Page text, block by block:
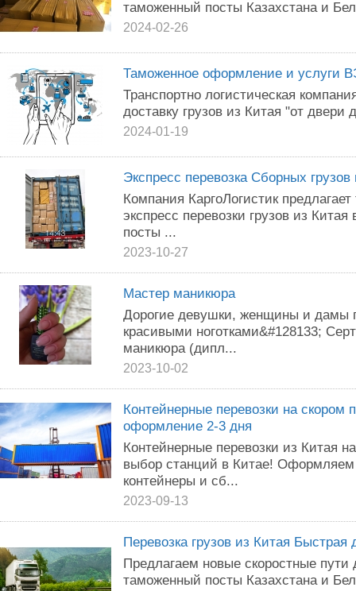
таможенный посты Казахстана и
2024-02-26
Таможенное оформление и услуги
Транспортно логистическая
доставку грузов из Китая "от двери
2024-01-19
Экспресс перевозка Сборных
Компания КаргоЛогистик
экспресс перевозки грузов из
посты ...
2023-10-27
Мастер маникюра
Дорогие девушки, женщины и дамы
красивыми ноготками&#128133;
маникюра (дипл...
2023-10-02
Контейнерные перевозки на скором
оформление 2-3 дня
Контейнерные перевозки из Китая
выбор станций в Китае!
контейнеры и сб...
2023-09-13
Перевозка грузов из Китая Быстрая
Предлагаем новые скоростные пути
таможенный посты Казахстана и